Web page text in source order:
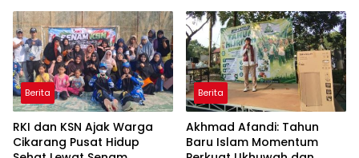
Berita
RKI dan KSN Ajak Warga
Cikarang Pusat Hidup
Berita
Akhmad Afandi: Tahun
Baru Islam Momentum